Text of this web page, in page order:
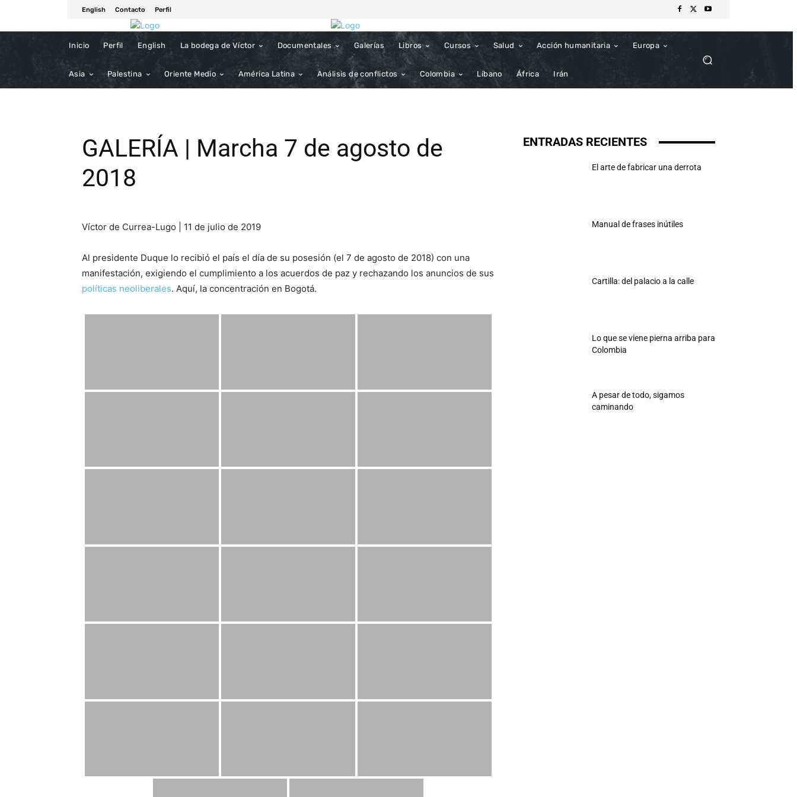
English Contacto Perfil
Inicio Perfil English La bodega de Víctor Documentales Galerías Libros Cursos Salud Acción humanitaria Europa
Asia Palestina Oriente Medio América Latina Análisis de conflictos Colombia Líbano África Irán
GALERÍA | Marcha 7 de agosto de
2018
Víctor de Currea-Lugo | 11 de julio de 2019
Al presidente Duque lo recibió el país el día de su posesión (el 7 de agosto de 2018) con una
manifestación, exigiendo el cumplimiento a los acuerdos de paz y rechazando los anuncios de sus
políticas neoliberales. Aquí, la concentración en Bogotá.
ENTRADAS RECIENTES
El arte de fabricar una derrota
Manual de frases inútiles
Cartilla: del palacio a la calle
Lo que se viene pierna arriba para
Colombia
A pesar de todo, sigamos
caminando